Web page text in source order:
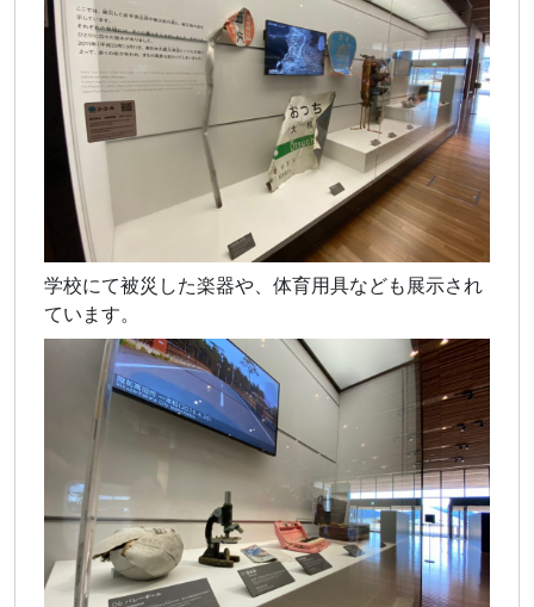
学校にて被災した楽器や、体育用具なども展示され
ています。